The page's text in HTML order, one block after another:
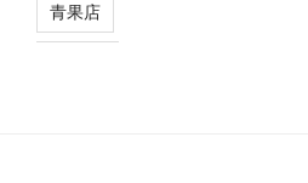
青果店